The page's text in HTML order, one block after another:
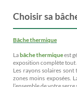
Choisir sa
Bâche thermique
Labâche thermiqueest
exposition complète tout
Les rayons solaires
zones moins exposées.